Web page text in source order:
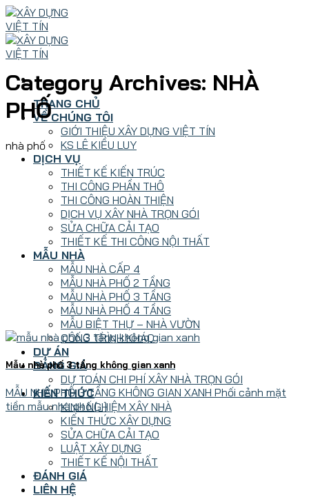
Skip
to
content
TRANG CHỦ
VỀ CHÚNG TÔI
GIỚI THIỆU XÂY DỰNG VIỆT TÍN
KS LÊ KIỀU LUY
DỊCH VỤ
THIẾT KẾ KIẾN TRÚC
THI CÔNG PHẦN THÔ
THI CÔNG HOÀN THIỆN
DỊCH VỤ XÂY NHÀ TRỌN GÓI
SỬA CHỮA CẢI TẠO
THIẾT KẾ THI CÔNG NỘI THẤT
MẪU NHÀ
MẪU NHÀ CẤP 4
MẪU NHÀ PHỐ 2 TẦNG
MẪU NHÀ PHỐ 3 TẦNG
MẪU NHÀ PHỐ 4 TẦNG
MẪU BIỆT THỰ – NHÀ VƯỜN
CÔNG TRÌNH KHÁC
DỰ ÁN
BẢNG GIÁ
DỰ TOÁN CHI PHÍ XÂY NHÀ TRỌN GÓI
KIẾN THỨC
KINH NGHIỆM XÂY NHÀ
KIẾN THỨC XÂY DỰNG
SỬA CHỮA CẢI TẠO
LUẬT XÂY DỰNG
THIẾT KẾ NỘI THẤT
ĐÁNH GIÁ
LIÊN HỆ
Category Archives: NHÀ
PHỐ
nhà phố
Mẫu nhà phố 3 tầng không gian xanh
MẪU NHÀ PHỐ 3 TẦNG KHÔNG GIAN XANH Phối cảnh mặt
tiền mẫu nhà phố [...]